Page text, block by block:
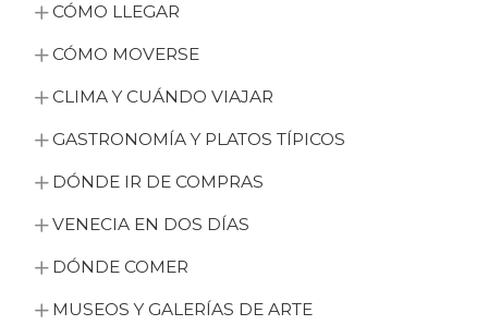
CÓMO LLEGAR
CÓMO MOVERSE
CLIMA Y CUÁNDO VIAJAR
GASTRONOMÍA Y PLATOS TÍPICOS
DÓNDE IR DE COMPRAS
VENECIA EN DOS DÍAS
DÓNDE COMER
MUSEOS Y GALERÍAS DE ARTE